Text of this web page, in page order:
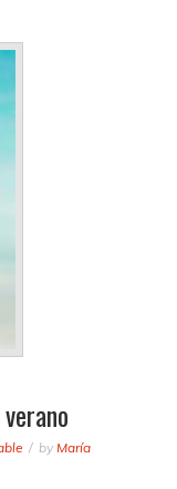
by María